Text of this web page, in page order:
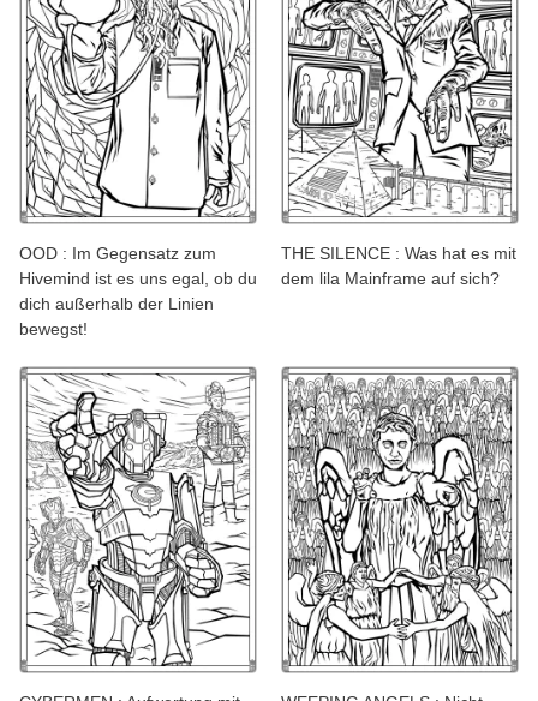
OOD : Im Gegensatz zum
Hivemind ist es uns egal, ob du
dich außerhalb der Linien
bewegst!
THE SILENCE : Was hat es mit
dem lila Mainframe auf sich?